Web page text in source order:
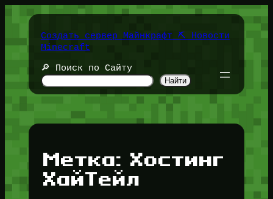
содержимомуСоздать сервер Майнкрафт ⛏️ Новости
Minecraft
🔎 Поиск по Сайту
Найти
Метка: Хостинг
ХайТейл